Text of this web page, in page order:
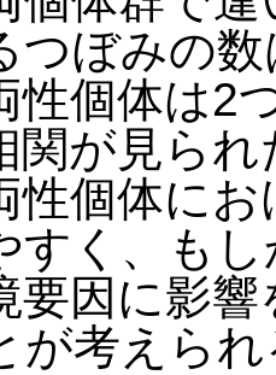
つぼみの
性個体は2
関が見ら
性個体に
すく、も
要因に影
が考えら